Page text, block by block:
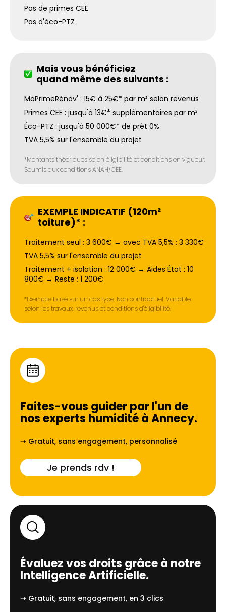
Pas de primes CEE
Pas d'éco-PTZ
Mais vous bénéficiez
quand même des suivants :
MaPrimeRénov' : 15€ à 25€* par m² selon revenus
Primes CEE : jusqu'à 13€* supplémentaires par m²
Éco-PTZ : jusqu'à 50 000€* de prêt 0%
TVA 5,5% sur l'ensemble du projet
*Montants théoriques selon éligibilité et conditions en vigueur.
Soumis aux conditions ANAH/CEE.
EXEMPLE INDICATIF (120m²
toiture)* :
Traitement seul : 3 600€ → avec TVA 5,5% : 3 330€
TVA 5,5% sur l'ensemble du projet
Traitement + isolation : 12 000€ → Aides État : 10
800€ → Reste : 1 200€
*Exemple basé sur un cas type. Non contractuel. Variable
selon les travaux, revenus et conditions d'éligibilité.
Faites-vous guider par l'un de
nos experts humidité àAnnecy.
➝ Gratuit, sans engagement, personnalisé
Je prends rdv !
Évaluez vos droits grâce à notre
Intelligence Artificielle.
➝ Gratuit, sans engagement, en 3 clics